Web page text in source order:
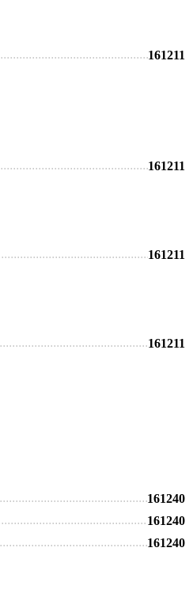
161211
161211
161211
161211
161240
161240
161240